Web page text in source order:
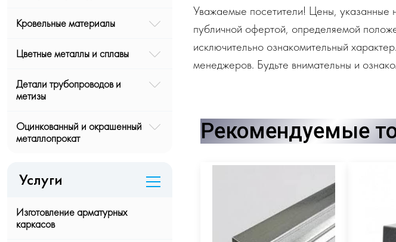
Кровельные материалы
Цветные металлы и сплавы
Детали трубопроводов и
метизы
Оцинкованный и окрашенный
металлопрокат
Услуги
Изготовление арматурных
каркасов
Уважаемые посетители! Цены, указанные
публичной офертой, определяемой
исключительно ознакомительный
менеджеров. Будьте внимательны и
Рекомендуемые